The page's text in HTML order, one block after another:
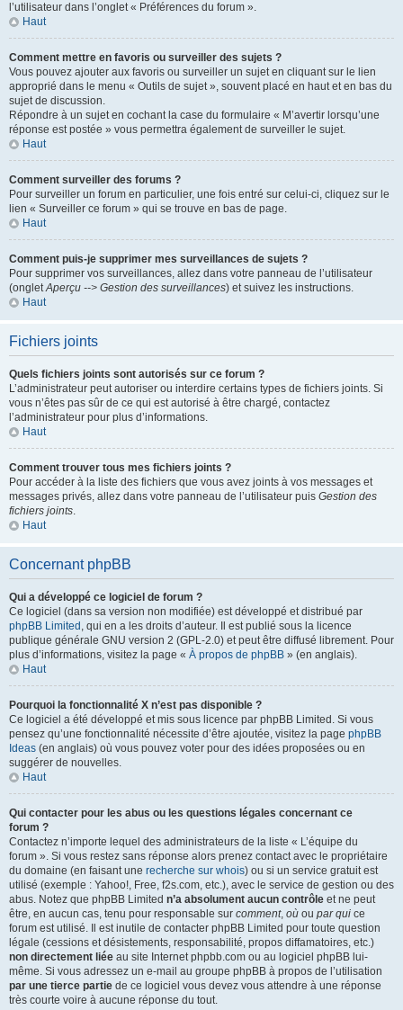
l’utilisateur dans l’onglet « Préférences du forum ».
Haut
Comment mettre en favoris ou surveiller des sujets ?
Vous pouvez ajouter aux favoris ou surveiller un sujet en cliquant sur le lien
approprié dans le menu « Outils de sujet », souvent placé en haut et en bas du
sujet de discussion.
Répondre à un sujet en cochant la case du formulaire « M’avertir lorsqu’une
réponse est postée » vous permettra également de surveiller le sujet.
Haut
Comment surveiller des forums ?
Pour surveiller un forum en particulier, une fois entré sur celui-ci, cliquez sur le
lien « Surveiller ce forum » qui se trouve en bas de page.
Haut
Comment puis-je supprimer mes surveillances de sujets ?
Pour supprimer vos surveillances, allez dans votre panneau de l’utilisateur
(ongletAperçu --> Gestion des surveillances) et suivez les instructions.
Haut
Fichiers joints
Quels fichiers joints sont autorisés sur ce forum ?
L’administrateur peut autoriser ou interdire certains types de fichiers joints. Si
vous n’êtes pas sûr de ce qui est autorisé à être chargé, contactez
l’administrateur pour plus d’informations.
Haut
Comment trouver tous mes fichiers joints ?
Pour accéder à la liste des fichiers que vous avez joints à vos messages et
messages privés, allez dans votre panneau de l’utilisateur puis Gestion des
fichiers joints.
Haut
Concernant phpBB
Qui a développé ce logiciel de forum ?
Ce logiciel (dans sa version non modifiée) est développé et distribué par
phpBB Limited , qui en a les droits d’auteur. Il est publié sous la licence
publique générale GNU version 2 (GPL-2.0) et peut être diffusé librement. Pour
plus d’informations, visitez la page « À propos de phpBB » (en anglais).
Haut
Pourquoi la fonctionnalité X n’est pas disponible ?
Ce logiciel a été développé et mis sous licence par phpBB Limited. Si vous
pensez qu’une fonctionnalité nécessite d’être ajoutée, visitez la page phpBB
Ideas (en anglais) où vous pouvez voter pour des idées proposées ou en
suggérer de nouvelles.
Haut
Qui contacter pour les abus ou les questions légales concernant ce
forum ?
Contactez n’importe lequel des administrateurs de la liste « L’équipe du
forum ». Si vous restez sans réponse alors prenez contact avec le propriétaire
du domaine (en faisant une recherche sur whois) ou si un service gratuit est
utilisé (exemple : Yahoo!, Free, f2s.com, etc.), avec le service de gestion ou des
abus. Notez que phpBB Limited n’a absolument aucun contrôle et ne peut
être, en aucun cas, tenu pour responsable sur comment, où ou par qui ce
forum est utilisé. Il est inutile de contacter phpBB Limited pour toute question
légale (cessions et désistements, responsabilité, propos diffamatoires, etc.)
non directement liée au site Internet phpbb.com ou au logiciel phpBB lui-
même. Si vous adressez un e-mail au groupe phpBB à propos de l’utilisation
par une tierce partie de ce logiciel vous devez vous attendre à une réponse
très courte voire à aucune réponse du tout.